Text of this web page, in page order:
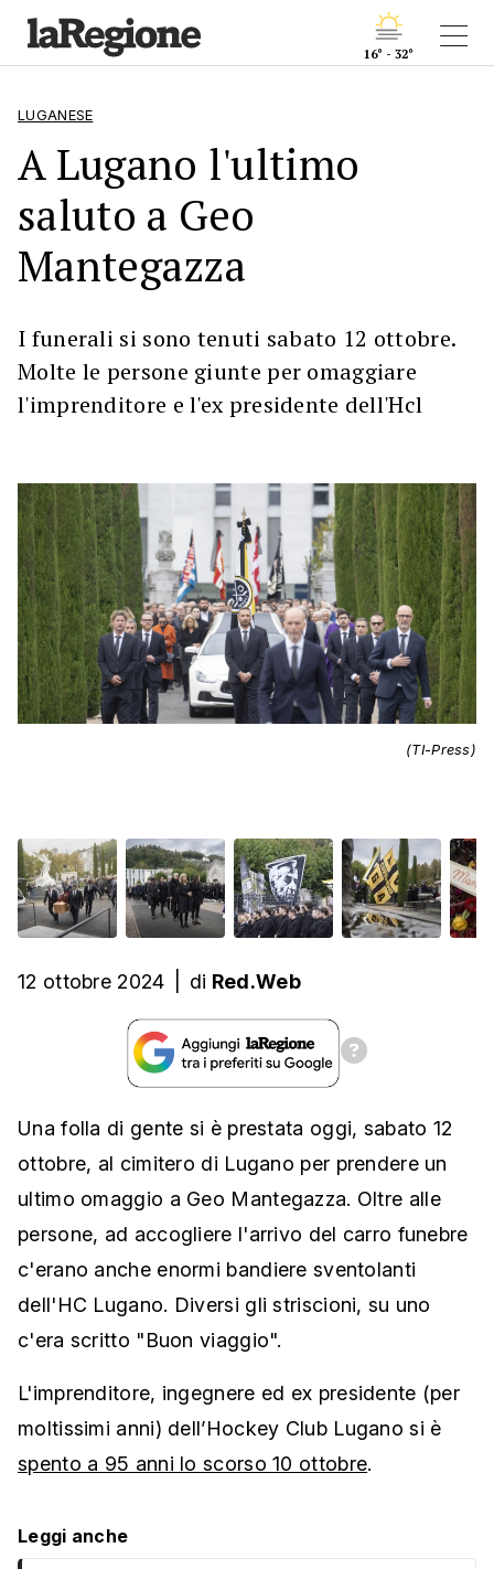
16° - 32°
LUGANESE
A Lugano l'ultimo
saluto a Geo
Mantegazza
I funerali si sono tenuti sabato 12 ottobre.
Molte le persone giunte per omaggiare
l'imprenditore e l'ex presidente dell'Hcl
(TI-Press)
12 ottobre 2024 di Red.Web
Una folla di gente si è prestata oggi, sabato 12
ottobre, al cimitero di Lugano per prendere un
ultimo omaggio a Geo Mantegazza. Oltre alle
persone, ad accogliere l'arrivo del carro funebre
c'erano anche enormi bandiere sventolanti
dell'HC Lugano. Diversi gli striscioni, su uno
c'era scritto "Buon viaggio".
L'imprenditore, ingegnere ed ex presidente (per
moltissimi anni) dell’Hockey Club Lugano si è
spento a 95 anni lo scorso 10 ottobre.
Leggi anche